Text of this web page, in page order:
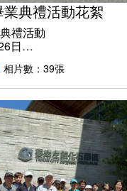
典禮活動花絮
禮活動
日
為「榮耀空大 學啟未
祝福下，跨越時空限
刻。
有171位畢業生光榮畢
的軍職班同學及大學
深厚的同窗情誼與溫
地三苓里里長，攜手
業系友) 齊聚一堂，共
相片數：39張